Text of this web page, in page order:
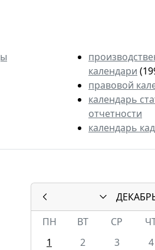
календари
правовой
календарь
отчетности
календарь
ПН
ВТ СР
1
2 3 4